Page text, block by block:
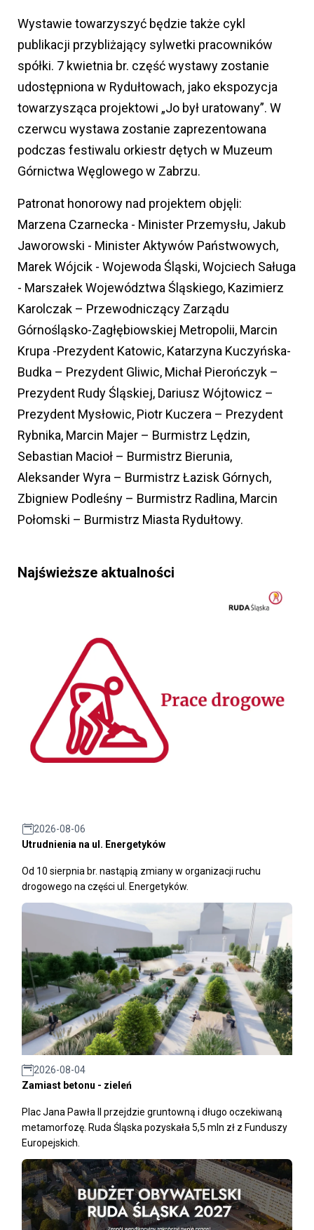
Wystawie towarzyszyć będzie także cykl
publikacji przybliżający sylwetki pracowników
spółki. 7 kwietnia br. część wystawy zostanie
udostępniona w Rydułtowach, jako ekspozycja
towarzysząca projektowi „Jo był uratowany”. W
czerwcu wystawa zostanie zaprezentowana
podczas festiwalu orkiestr dętych w Muzeum
Górnictwa Węglowego w Zabrzu.
Patronat honorowy nad projektem objęli:
Marzena Czarnecka - Minister Przemysłu, Jakub
Jaworowski - Minister Aktywów Państwowych,
Marek Wójcik - Wojewoda Śląski, Wojciech Saługa
- Marszałek Województwa Śląskiego, Kazimierz
Karolczak – Przewodniczący Zarządu
Górnośląsko-Zagłębiowskiej Metropolii, Marcin
Krupa -Prezydent Katowic, Katarzyna Kuczyńska-
Budka – Prezydent Gliwic, Michał Pierończyk –
Prezydent Rudy Śląskiej, Dariusz Wójtowicz –
Prezydent Mysłowic, Piotr Kuczera – Prezydent
Rybnika, Marcin Majer – Burmistrz Lędzin,
Sebastian Macioł – Burmistrz Bierunia,
Aleksander Wyra – Burmistrz Łazisk Górnych,
Zbigniew Podleśny – Burmistrz Radlina, Marcin
Połomski – Burmistrz Miasta Rydułtowy.
Najświeższe aktualności
2026-08-06
Utrudnienia na ul. Energetyków
Od 10 sierpnia br. nastąpią zmiany w organizacji ruchu
drogowego na części ul. Energetyków.
2026-08-04
Zamiast betonu - zieleń
Plac Jana Pawła II przejdzie gruntowną i długo oczekiwaną
metamorfozę. Ruda Śląska pozyskała 5,5 mln zł z Funduszy
Europejskich.